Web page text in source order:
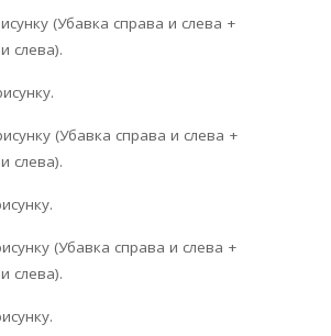
(Убавка справа и слева +
слева).
(Убавка справа и слева +
слева).
(Убавка справа и слева +
слева).